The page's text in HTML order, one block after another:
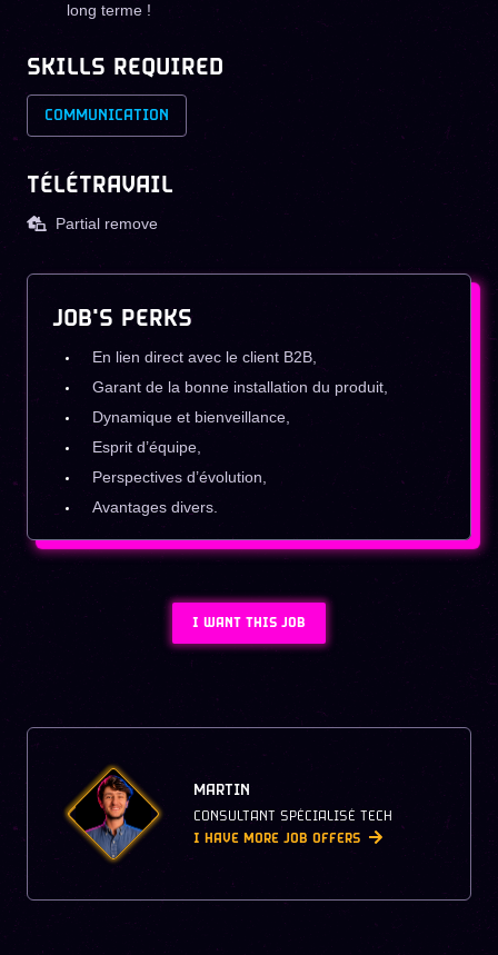
long terme !
SKILLS REQUIRED
COMMUNICATION
TÉLÉTRAVAIL
Partial remove
JOB'S PERKS
En lien direct avec le client B2B,
Garant de la bonne installation du produit,
Dynamique et bienveillance,
Esprit d’équipe,
Perspectives d’évolution,
Avantages divers.
I WANT THIS JOB
MARTIN
CONSULTANT SPÉCIALISÉ TECH
I HAVE MORE JOB OFFERS